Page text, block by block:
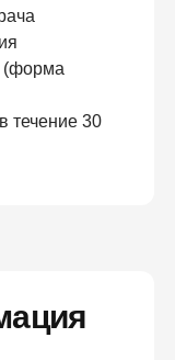
(форма
течение 30